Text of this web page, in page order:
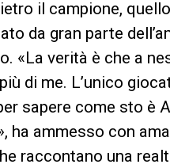
il campione,
da gran parte
«La verità è che a
di me. L’unico
sapere come sto è
ha ammesso con
raccontano una